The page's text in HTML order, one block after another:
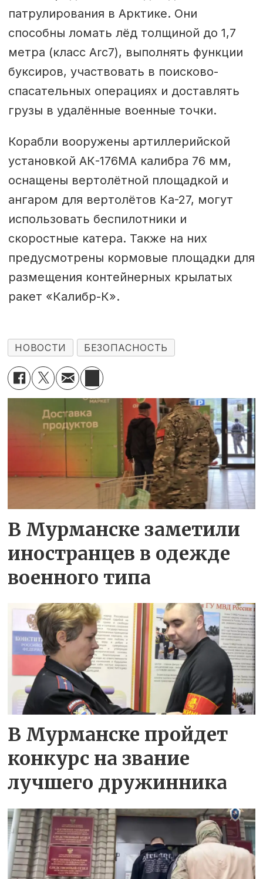
патрулирования в Арктике. Они
способны ломать лёд толщиной до 1,7
метра (класс Arc7), выполнять функции
буксиров, участвовать в поисково-
спасательных операциях и доставлять
грузы в удалённые военные точки.
Корабли вооружены артиллерийской
установкой АК-176МА калибра 76 мм,
оснащены вертолётной площадкой и
ангаром для вертолётов Ка-27, могут
использовать беспилотники и
скоростные катера. Также на них
предусмотрены кормовые площадки для
размещения контейнерных крылатых
ракет «Калибр-К».
НОВОСТИ БЕЗОПАСНОСТЬ
В Мурманске заметили
иностранцев в одежде
военного типа
В Мурманске пройдет
конкурс на звание
лучшего дружинника